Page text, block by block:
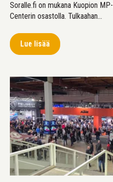
Soralle.fi on mukana Kuopion
Centerin osastolla. Tulkaahan...
Lue lisää